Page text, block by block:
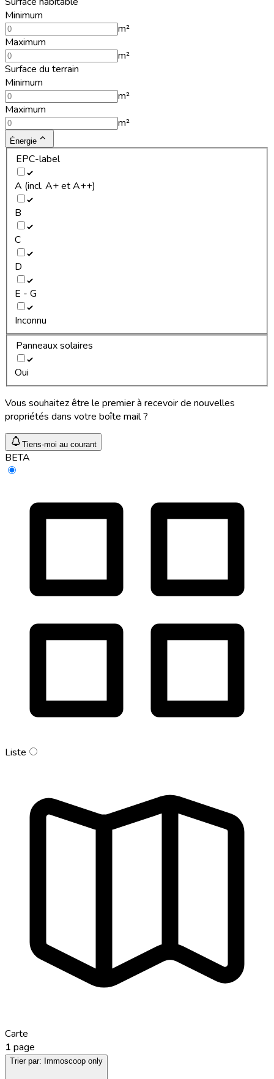
Minimum
m²
Maximum
m²
Surface du terrain
Minimum
m²
Maximum
m²
Énergie
EPC-label
A (incl. A+ et A++)
B
C
D
E - G
Inconnu
Panneaux solaires
Oui
Vous souhaitez être le premier à recevoir de nouvelles
propriétés dans votre boîte mail ?
Tiens-moi au courant
BETA
Liste
Carte
1 page
Trier par: Immoscoop only